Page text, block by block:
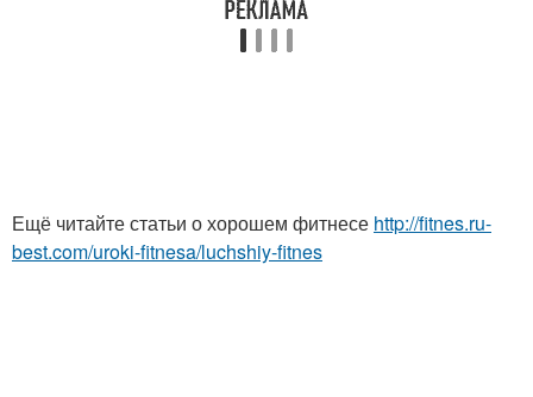
Ещё читайте статьи о хорошем фитнесе http://fitnes.ru-
best.com/uroki-fitnesa/luchshiy-fitnes